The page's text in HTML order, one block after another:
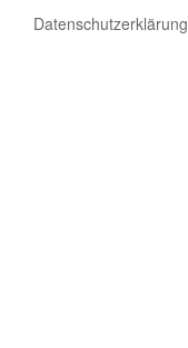
Datenschutzerklärung